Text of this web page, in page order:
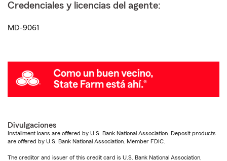
Credenciales y licencias del agente:
MD-9061
Divulgaciones
Installment loans are offered by U.S. Bank National Association. Deposit products
are offered by U.S. Bank National Association. Member FDIC.
The creditor and issuer of this credit card is U.S. Bank National Association,